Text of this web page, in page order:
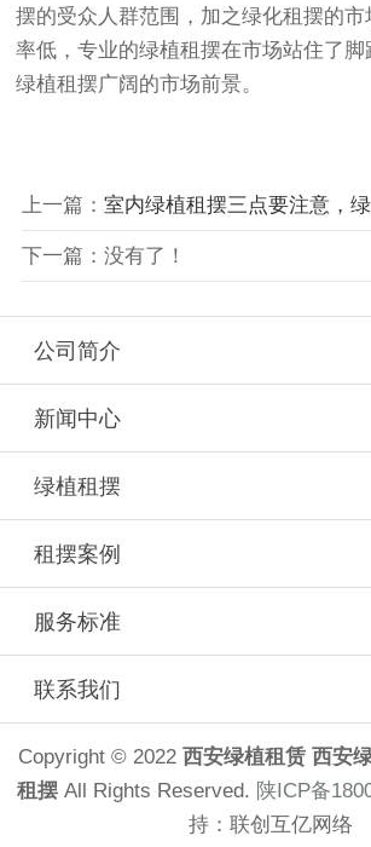
摆的受众人群范围，加之绿化租摆的
率低，专业的绿植租摆在市场站住了
绿植租摆广阔的市场前景。
上一篇： 室内绿植租摆三点要注意，绿植
下一篇：没有了！
公司简介
新闻中心
绿植租摆
租摆案例
服务标准
联系我们
Copyright © 2022 西安绿植租赁 西安
租摆 All Rights Reserved. 陕ICP备
持： 联创互亿网络